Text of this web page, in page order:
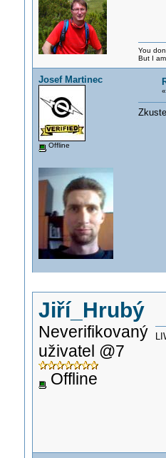
You
But I
Josef Martinec
Offline
«
Jiří_Hrubý
Neverifikovaný
uživatel @7
Offline